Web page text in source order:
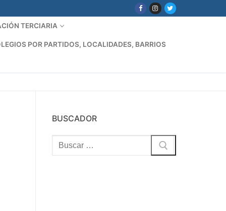
TERCIARIA
POR PARTIDOS, LOCALIDADES, BARRIOS
BUSCADOR
Buscar: